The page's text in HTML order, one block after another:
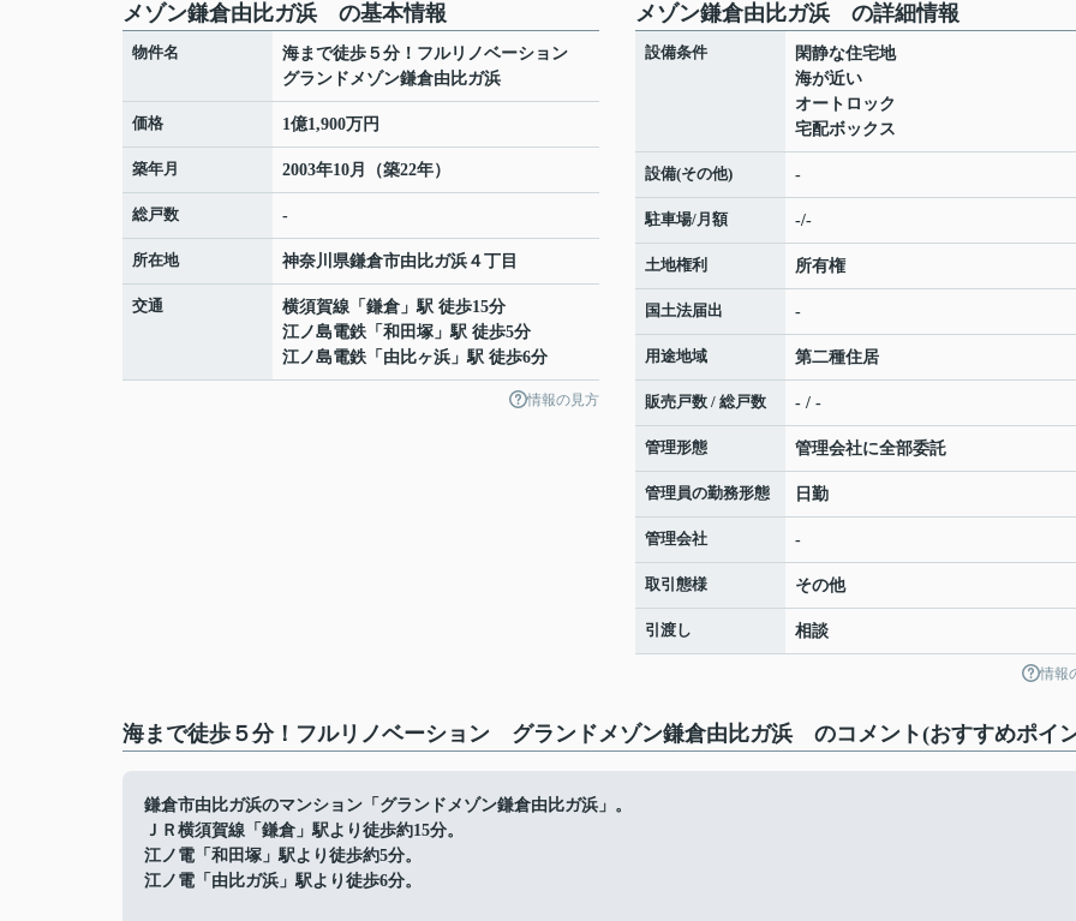
メゾン鎌倉由比ガ浜 の基本情報
物件名
海まで徒歩５分！フルリノベーション
グランドメゾン鎌倉由比ガ浜
価格 1億1,900万円
築年月 2003年10月（築22年）
総戸数 -
所在地 神奈川県鎌倉市由比ガ浜 ４丁目
交通 横須賀線 「 鎌倉 」駅 徒歩15分
江ノ島電鉄 「 和田塚 」駅 徒歩5分
江ノ島電鉄 「 由比ヶ浜 」駅 徒歩6分
情報の見方
メゾン鎌倉由比ガ浜 の詳細情報
設備条件
閑静な住宅地
海が近い
オートロック
宅配ボックス
設備(その他) -
駐車場/月額 -/-
土地権利 所有権
国土法届出 -
用途地域 第二種住居
販売戸数 / 総戸数 - / -
管理形態 管理会社に全部委託
管理員の勤務形態 日勤
管理会社 -
取引態様 その他
引渡し 相談
情報
海まで徒歩５分！フルリノベーション グランドメゾン鎌倉由比ガ浜 のコメント(おすすめポイ
鎌倉市由比ガ浜のマンション「グランドメゾン鎌倉由比ガ浜」。
ＪＲ横須賀線「鎌倉」駅より徒歩約15分。
江ノ電「和田塚」駅より徒歩約5分。
江ノ電「由比ガ浜」駅より徒歩6分。